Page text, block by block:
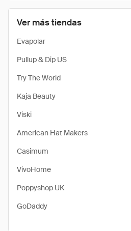
Ver más tiendas
Evapolar
Pullup & Dip US
Try The World
Kaja Beauty
Viski
American Hat Makers
Casimum
VivoHome
Poppyshop UK
GoDaddy